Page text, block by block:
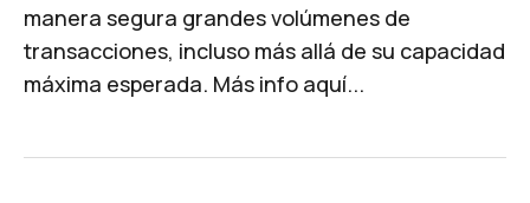
manera segura grandes volúmenes de
transacciones, incluso más allá de su capacidad
máxima esperada. Más info aquí...